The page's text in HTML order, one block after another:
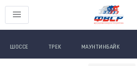
ШОССЕ ТРЕК МАУНТИНБАЙК